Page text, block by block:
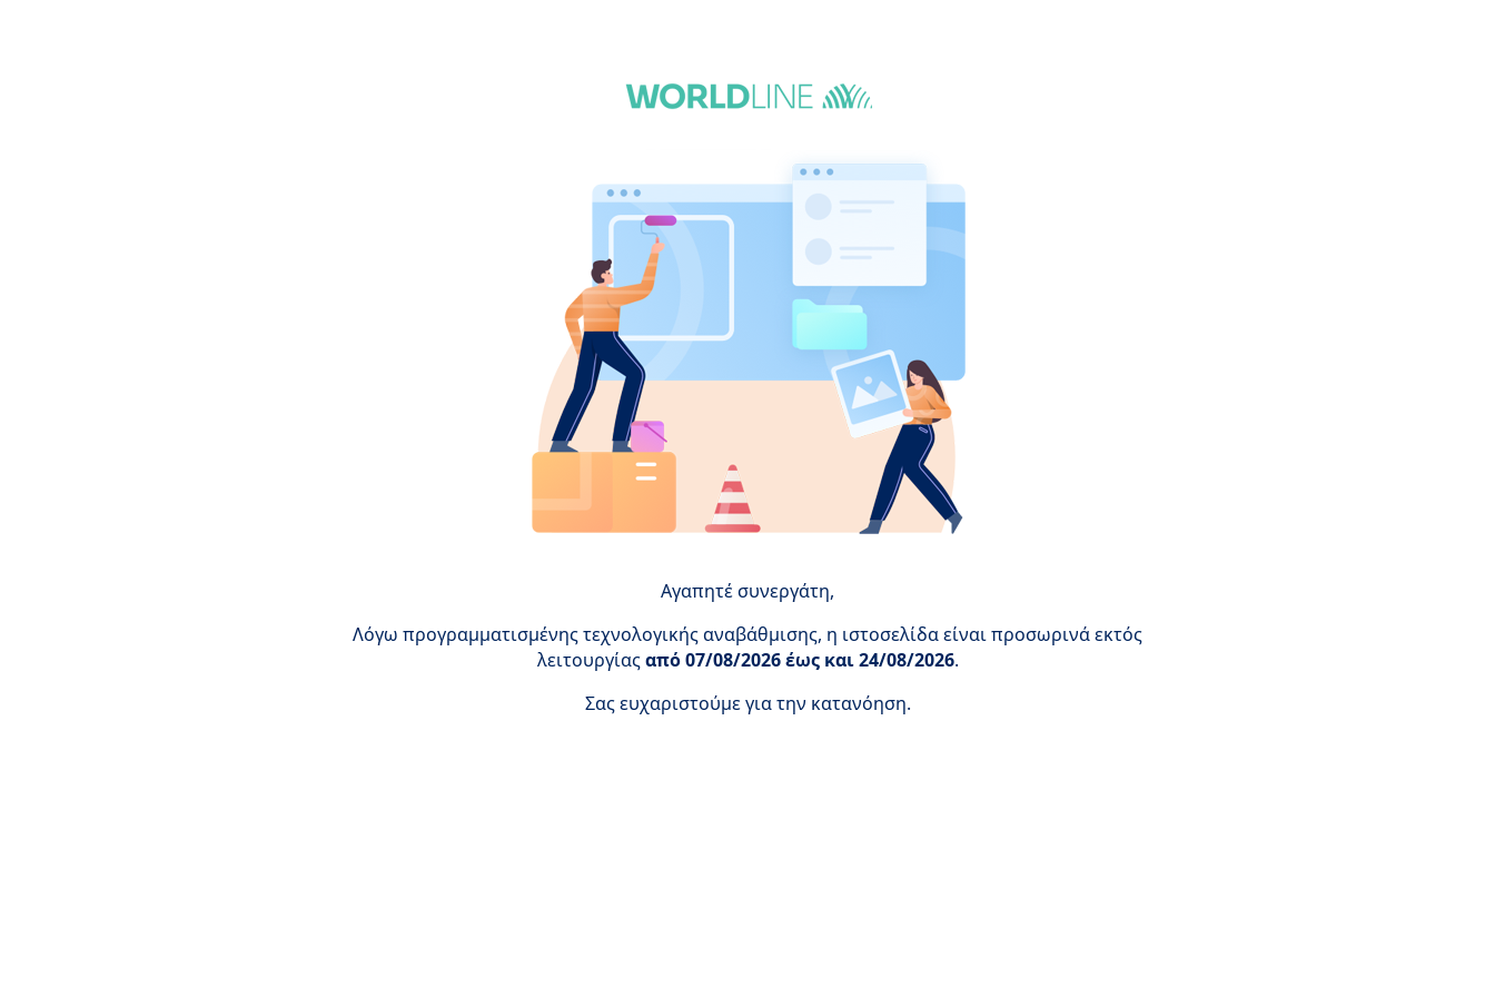
Αγαπητέ συνεργάτη,
Λόγω προγραμματισμένης τεχνολογικής αναβάθμισης, η ιστοσελίδα είναι προσωρινά εκτός
λειτουργίαςαπό 07/08/2026 έως και 24/08/2026.
Σας ευχαριστούμε για την κατανόηση.